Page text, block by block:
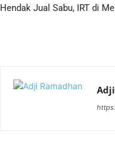
Hendak Jual Sabu, IRT di